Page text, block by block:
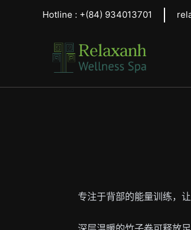
Hotline : +(84) 934013701
专注于背部的能量训练，